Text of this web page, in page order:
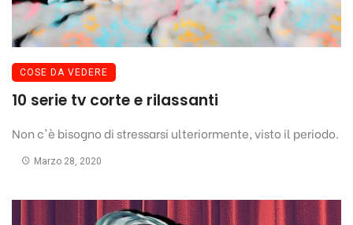
COSE DA VEDERE
10 serie tv corte e rilassanti
Non c'è bisogno di stressarsi ulteriormente, visto il periodo.
Marzo 28, 2020